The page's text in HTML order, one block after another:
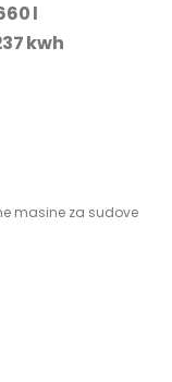
l
kwh
masine za sudove